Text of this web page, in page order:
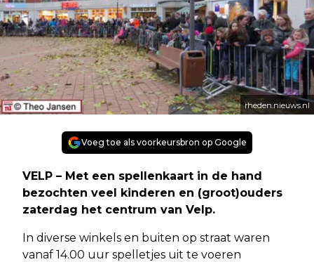
rheden.nieuws.nl
Voeg toe als voorkeursbron op Google
VELP – Met een spellenkaart in de hand
bezochten veel kinderen en (groot)ouders
zaterdag het centrum van Velp.
In diverse winkels en buiten op straat waren
vanaf 14.00 uur spelletjes uit te voeren